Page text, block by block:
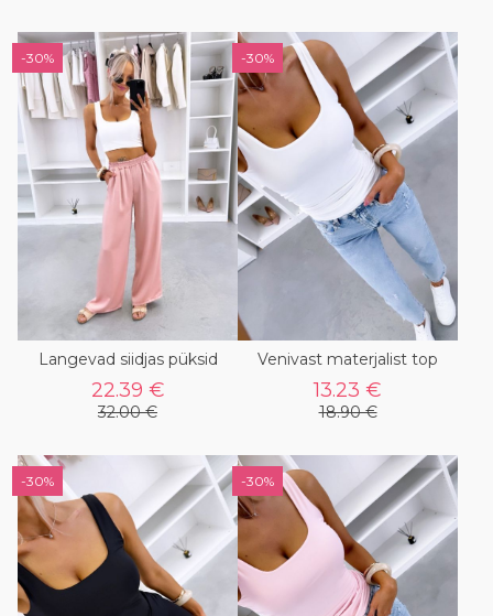
-30%
Langevad siidjas püksid
22.39 €
32.00 €
-30%
Venivast materjalist top
13.23 €
18.90 €
-30% -30%